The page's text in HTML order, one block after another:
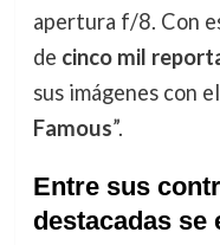
apertura f/8. Con
de cinco mil
sus imágenes con
Famous”.
Entre sus
destacadas se